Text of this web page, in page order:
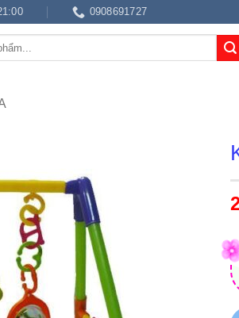
0908691727